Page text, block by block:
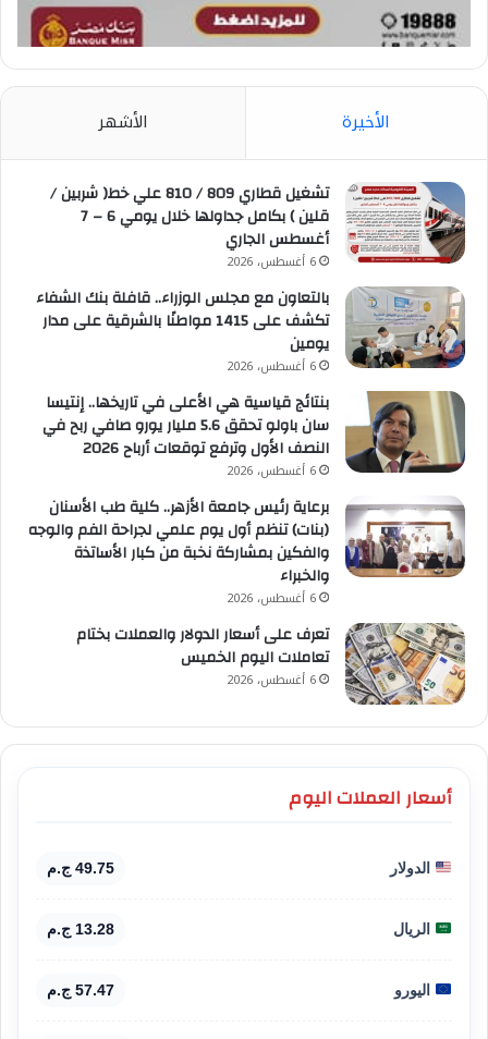
الأخيرة الأشهر
تشغيل قطاري 809 / 810 علي خط( شربين /
قلين ) بكامل جداولها خلال يومي 6 – 7
أغسطس الجاري
6 أغسطس، 2026
بالتعاون مع مجلس الوزراء.. قافلة بنك الشفاء
تكشف على 1415 مواطنًا بالشرقية على مدار
يومين
6 أغسطس، 2026
بنتائج قياسية هي الأعلى في تاريخها.. إنتيسا
سان باولو تحقق 5.6 مليار يورو صافي ربح في
النصف الأول وترفع توقعات أرباح 2026
6 أغسطس، 2026
برعاية رئيس جامعة الأزهر.. كلية طب الأسنان
(بنات) تنظم أول يوم علمي لجراحة الفم والوجه
والفكين بمشاركة نخبة من كبار الأساتذة
والخبراء
6 أغسطس، 2026
تعرف على أسعار الدولار والعملات بختام
تعاملات اليوم الخميس
6 أغسطس، 2026
أسعار العملات اليوم
الدولار 49.75 ج.م
الريال 13.28 ج.م
اليورو 57.47 ج.م